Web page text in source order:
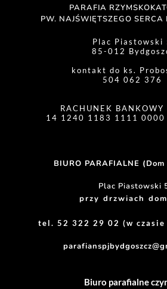
PARAFIA
PW. NAJŚWIĘTSZEGO SERCA
Plac Piastowski
85-012
kontakt do ks.
504 062 376
RACHUNEK BANKOWY
14 1240 1183 1111
BIURO PARAFIALNE
Plac Piastowski
przy drzwiach
tel. 52 322 29 02 (w czasie
Biuro parafialne